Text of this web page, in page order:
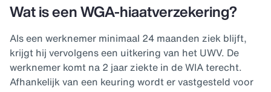
Wat is een WGA-hiaatverzekering?
Als een werknemer minimaal 24 maanden ziek blijft,
krijgt hij vervolgens een uitkering van het UWV. De
werknemer komt na 2 jaar ziekte in de WIA terecht.
Afhankelijk van een keuring wordt er vastgesteld voor